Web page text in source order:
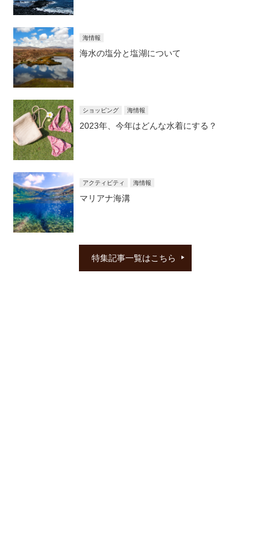
海情報
海水の塩分と塩湖について
ショッピング 海情報
2023年、今年はどんな水着にする？
アクティビティ 海情報
マリアナ海溝
特集記事一覧はこちら